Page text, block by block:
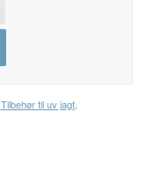
Tilbehør til uv jagt,